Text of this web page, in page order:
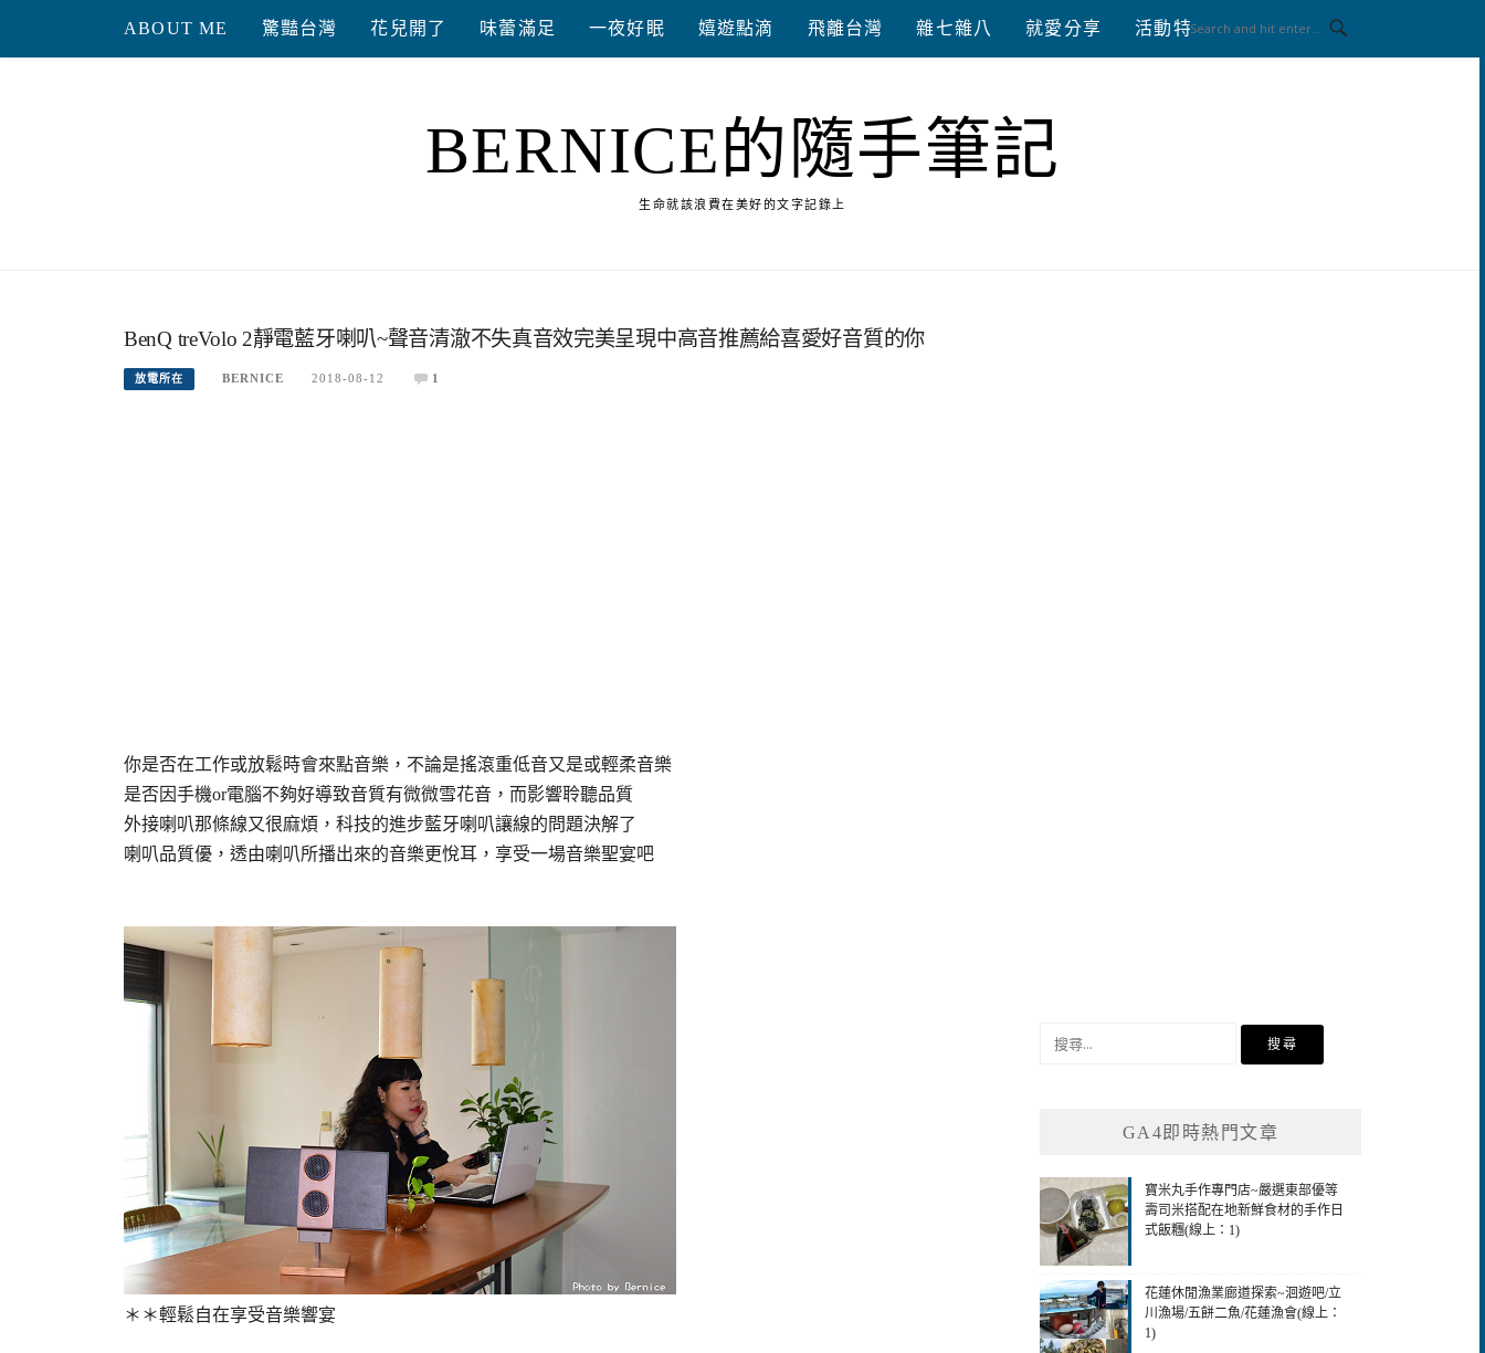
content
ABOUT ME 驚豔台灣 花兒開了 味蕾滿足 一夜好眠 嬉遊點滴 飛離台灣 雜七雜八 就愛分享 活動特區 體驗分享
BERNICE的隨手筆記
生命就該浪費在美好的文字記錄上
BenQ treVolo 2靜電藍牙喇叭~聲音清澈不失真音效完美呈現中高音推薦給喜愛好音質的你
放電所在 BERNICE 2018-08-12 1
你是否在工作或放鬆時會來點音樂，不論是搖滾重低音又是或輕柔音樂
是否因手機or電腦不夠好導致音質有微微雪花音，而影響聆聽品質
外接喇叭那條線又很麻煩，科技的進步藍牙喇叭讓線的問題決解了
喇叭品質優，透由喇叭所播出來的音樂更悅耳，享受一場音樂聖宴吧
＊＊輕鬆自在享受音樂響宴
GA4即時熱門文章
寶米丸手作專門店~嚴選東部優等
壽司米搭配在地新鮮食材的手作日
式飯糰(線上：1)
花蓮休閒漁業廊道探索~洄遊吧/立
川漁場/五餅二魚/花蓮漁會(線上：
1)